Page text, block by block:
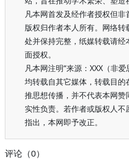
凡本网首发及经作者授权但非
版权归作者本人所有。网络转
处并保持完整，纸媒转载请经
面授权。
凡本网注明“来源：XXX（非爱
均转载自其它媒体，转载目的
推思想传播，并不代表本网赞
实性负责。若作者或版权人不
指出，本网即予改正。
评论（0）